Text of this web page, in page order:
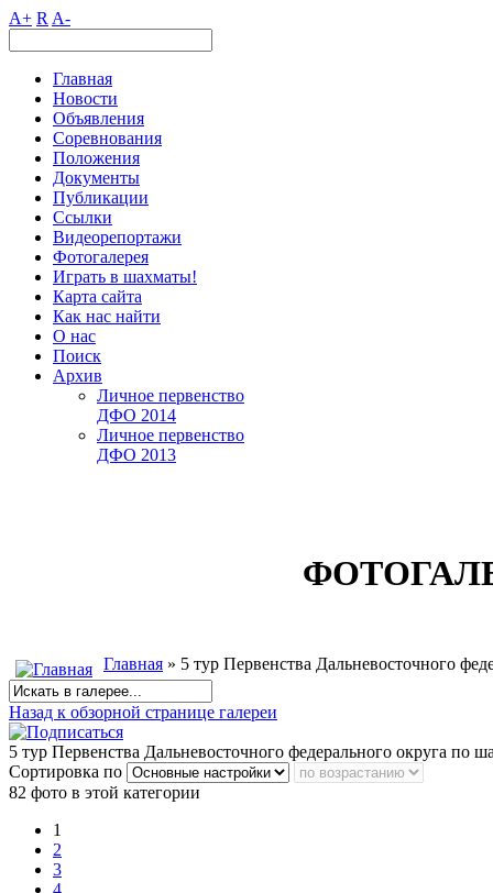
A+ R A-
Главная
Новости
Объявления
Соревнования
Положения
Документы
Публикации
Ссылки
Видеорепортажи
Фотогалерея
Играть в шахматы!
Карта сайта
Как нас найти
О нас
Поиск
Архив
Личное первенство
ДФО 2014
Личное первенство
ДФО 2013
Главная » 5 тур Первенства Дальневосточного
Назад к обзорной странице галереи
5 тур Первенства Дальневосточного федерального округа по
Сортировка по
82 фото в этой категории
1
2
3